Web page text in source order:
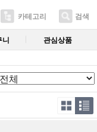
카테고리 검색
니 관심상품